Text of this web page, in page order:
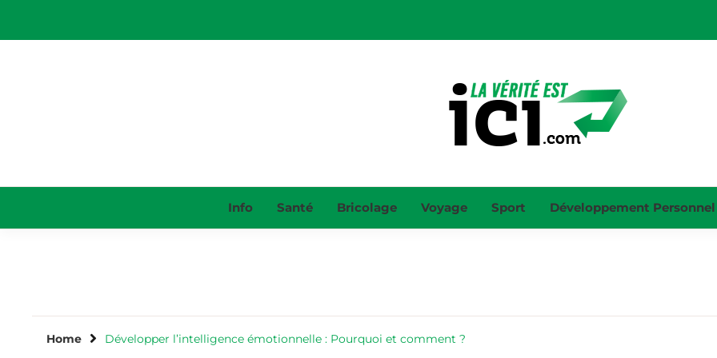
LA
INFO,
Info Santé Bricolage Voyage Sport Développement Personnel
Home Développer l’intelligence émotionnelle : Pourquoi et comment ?